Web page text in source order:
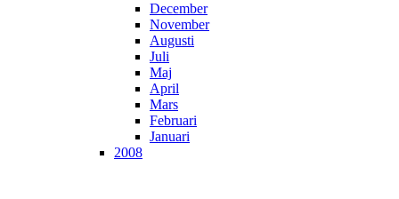
December
November
Augusti
Juli
Maj
April
Mars
Februari
Januari
2008